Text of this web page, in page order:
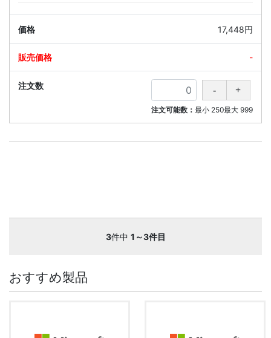
17,448円
-
注文可能数： 最小 250最大 999
3件中 1～3件目
おすすめ製品